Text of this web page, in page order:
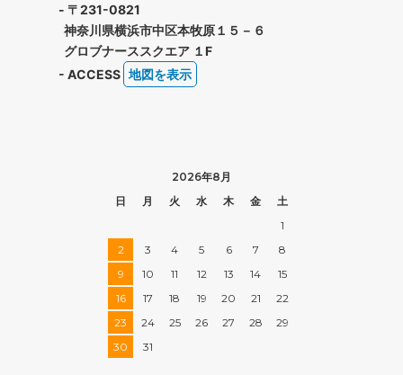
- 〒231-0821
神奈川県横浜市中区本牧原１５－６
グロブナーススクエア １F
- ACCESS 地図を表示
2026年8月
日
月 火 水 木 金
土
1
2
3 4 5 6 7
8
9
10 11 12 13 14
15
16
17 18 19 20 21
22
23
24 25 26 27 28
29
30
31